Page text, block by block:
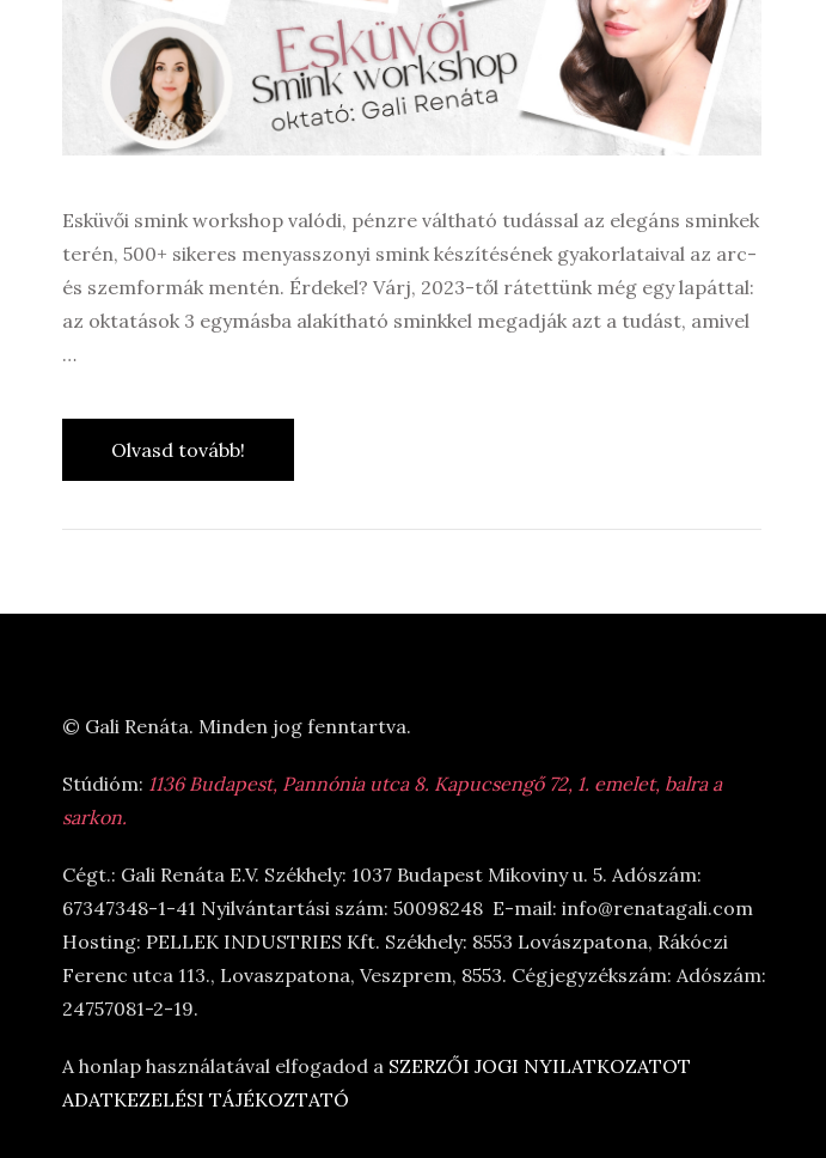
Esküvői smink workshop valódi, pénzre váltható tudással az elegáns sminkek
terén, 500+ sikeres menyasszonyi smink készítésének gyakorlataival az arc-
és szemformák mentén. Érdekel? Várj, 2023-től rátettünk még egy lapáttal:
az oktatások 3 egymásba alakítható sminkkel megadják azt a tudást, amivel
…
Olvasd tovább!
© Gali Renáta. Minden jog fenntartva.
Stúdióm: 1136 Budapest, Pannónia utca 8. Kapucsengő 72, 1. emelet, balra a
sarkon.
Cégt.: Gali Renáta E.V. Székhely: 1037 Budapest Mikoviny u. 5. Adószám:
67347348-1-41 Nyilvántartási szám: 50098248 E-mail: info@renatagali.com
Hosting: PELLEK INDUSTRIES Kft. Székhely: 8553 Lovászpatona, Rákóczi
Ferenc utca 113., Lovaszpatona, Veszprem, 8553. Cégjegyzékszám: Adószám:
24757081-2-19.
A honlap használatával elfogadod a SZERZŐI JOGI NYILATKOZATOT
ADATKEZELÉSI TÁJÉKOZTATÓ